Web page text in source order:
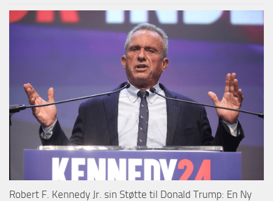
Robert F. Kennedy Jr. sin Støtte til Donald Trump: En Ny